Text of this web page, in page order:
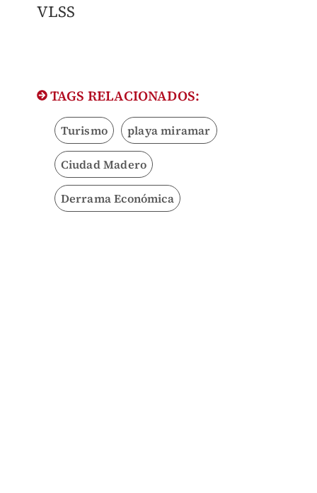
VLSS
TAGS RELACIONADOS:
Turismo playa miramar
Ciudad Madero
Derrama Económica